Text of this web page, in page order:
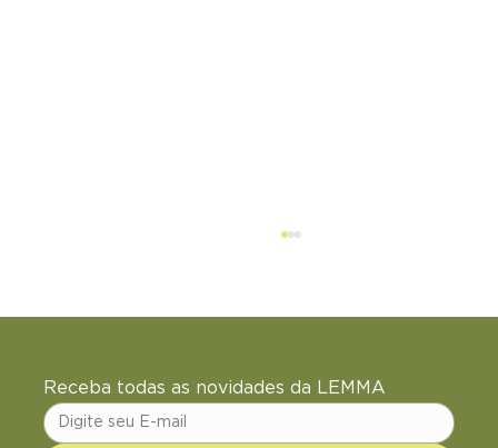
Receba todas as novidades da LEMMA